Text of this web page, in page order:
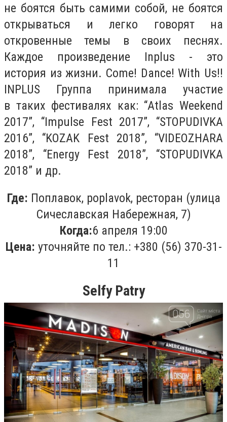
не боятся быть самими собой, не боятся
открываться и легко говорят на
откровенные темы в своих песнях.
Каждое произведение Inplus - это
история из жизни. Come! Dance! With Us!!
INPLUS Группа принимала участие
в таких фестивалях как: “Atlas Weekend
2017”, “Impulse Fest 2017”, “STOPUDIVKA
2016”, “KOZAK Fest 2018”, “VIDEOZHARA
2018”, “Energy Fest 2018”, “STOPUDIVKA
2018” и др.
Где: Поплавок, poplavok, ресторан (улица
Cичеславская Набережная, 7)
Когда:6 апреля 19:00
Цена: уточняйте по тел.: +380 (56) 370-31-
11
Selfy Patry